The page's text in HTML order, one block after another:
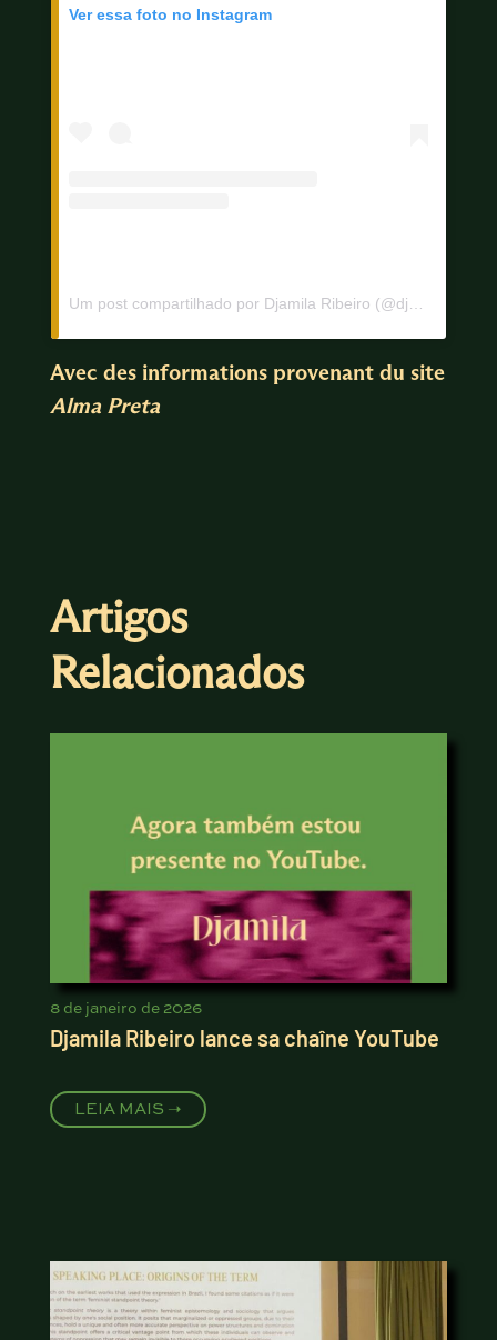
Ver essa foto no Instagram
Um post compartilhado por Djamila Ribeiro (@djamilaribeiro1)
Avec des informations provenant du site
Alma Preta
Artigos
Relacionados
8 de janeiro de 2026
Djamila Ribeiro lance sa chaîne YouTube
LEIA MAIS ➝